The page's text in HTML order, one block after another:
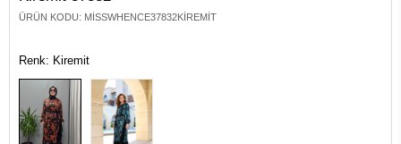
ÜRÜN KODU: MISSWHENCE37832KIREMIT
Renk: Kiremit